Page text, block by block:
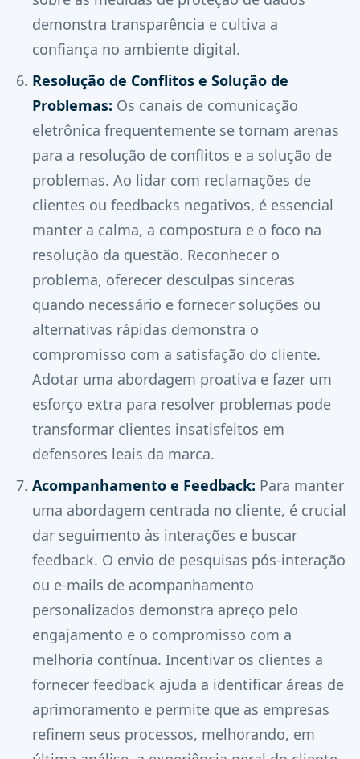
demonstra transparência e cultiva a
confiança no ambiente digital.
Resolução de Conflitos e Solução de
Problemas: Os canais de comunicação
eletrônica frequentemente se tornam arenas
para a resolução de conflitos e a solução de
problemas. Ao lidar com reclamações de
clientes ou feedbacks negativos, é essencial
manter a calma, a compostura e o foco na
resolução da questão. Reconhecer o
problema, oferecer desculpas sinceras
quando necessário e fornecer soluções ou
alternativas rápidas demonstra o
compromisso com a satisfação do cliente.
Adotar uma abordagem proativa e fazer um
esforço extra para resolver problemas pode
transformar clientes insatisfeitos em
defensores leais da marca.
Acompanhamento e Feedback: Para manter
uma abordagem centrada no cliente, é crucial
dar seguimento às interações e buscar
feedback. O envio de pesquisas pós-interação
ou e-mails de acompanhamento
personalizados demonstra apreço pelo
engajamento e o compromisso com a
melhoria contínua. Incentivar os clientes a
fornecer feedback ajuda a identificar áreas de
aprimoramento e permite que as empresas
refinem seus processos, melhorando, em